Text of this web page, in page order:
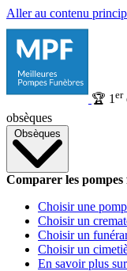
Aller au contenu
🏆 1 er
obsèques
Obsèques
Comparer les pompes
Choisir une
Choisir un
Choisir un
Choisir un
En savoir plus